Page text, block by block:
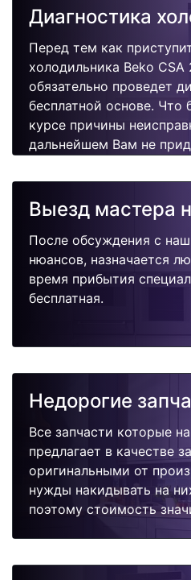
Диагностика
Перед тем как
холодильника Beko CSA
обязательно проведет
бесплатной основе. Что
курсе причины
дальнейшем Вам не
поломок.
Выезд мастера
После обсуждения с
нюансов, назначается
время прибытия
бесплатная.
Недорогие
Все запчасти которые
предлагает в качестве
оригинальными от
нужды накидывать на
поэтому стоимость